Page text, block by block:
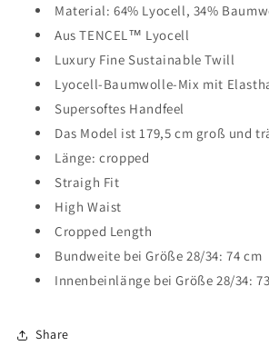
Material: 64% Lyocell, 34%
Aus TENCEL™ Lyocell
Luxury Fine Sustainable Twill
Lyocell-Baumwolle-Mix mit
Supersoftes Handfeel
Das Model ist 179,5 cm groß und
Länge: cropped
Straigh Fit
High Waist
Cropped Length
Bundweite bei Größe 28/34: 74 cm
Innenbeinlänge bei Größe 28/34:
Share